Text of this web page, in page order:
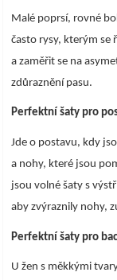
Malé poprsí, rovné
často rysy, kterým se
a zaměřit se na
zdůraznění pasu.
Perfektní šaty pro
Jde o postavu, kdy
a nohy, které jsou
jsou volné šaty s
aby zvýraznily nohy,
Perfektní šaty pro
U žen s měkkými